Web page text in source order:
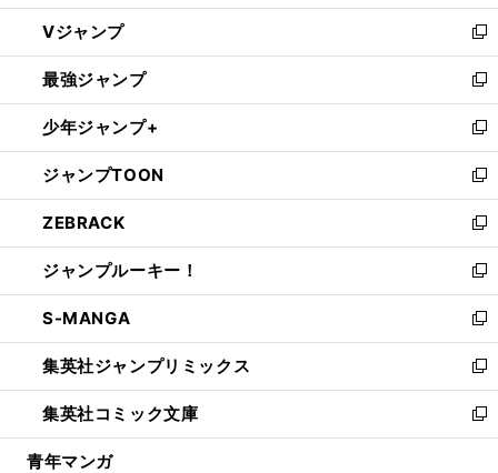
ウ
ィ
ン
ド
ウ
で
開
く
し
い
ウ
ィ
ン
ド
ウ
で
開
く
Vジャンプ
新
し
い
ウ
ィ
ン
ド
ウ
で
開
く
最強ジャンプ
新
し
い
ウ
ィ
ン
ド
ウ
で
開
く
少年ジャンプ+
新
し
い
ウ
ィ
ン
ド
ウ
で
開
く
ジャンプTOON
新
し
い
ウ
ィ
ン
ド
ウ
で
開
く
ZEBRACK
新
し
い
ウ
ィ
ン
ド
ウ
で
開
ジャンプルーキー！
新
し
い
ウ
ィ
ン
ド
ウ
S-MANGA
新
し
い
ウ
ィ
ン
集英社ジャンプリミックス
新
し
い
ウ
集英社コミック文庫
新
し
青年マンガ